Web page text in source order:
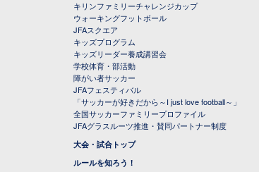
キリンファミリーチャレンジカップ
ウォーキングフットボール
JFAスクエア
キッズプログラム
キッズリーダー養成講習会
学校体育・部活動
障がい者サッカー
JFAフェスティバル
「サッカーが好きだから～I just love football～」
全国サッカーファミリープロファイル
JFAグラスルーツ推進・賛同パートナー制度
大会・試合トップ
ルールを知ろう！